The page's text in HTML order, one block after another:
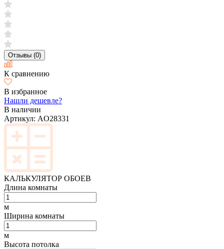
Отзывы (0)
К сравнению
В избранное
Нашли дешевле?
В наличии
Артикул: AO28331
КАЛЬКУЛЯТОР ОБОЕВ
Длина комнаты
м
Ширина комнаты
м
Высота потолка